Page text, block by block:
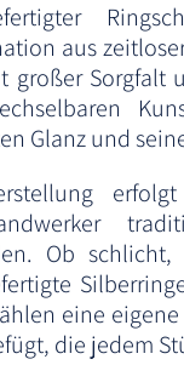
aus
großer Sorgfalt
Glanz und
Ob
eine
die jedem